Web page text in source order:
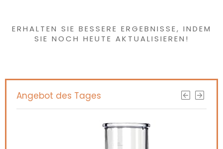
ERHALTEN SIE BESSERE ERGEBNISSE, INDEM
SIE NOCH HEUTE AKTUALISIEREN!
Angebot des Tages